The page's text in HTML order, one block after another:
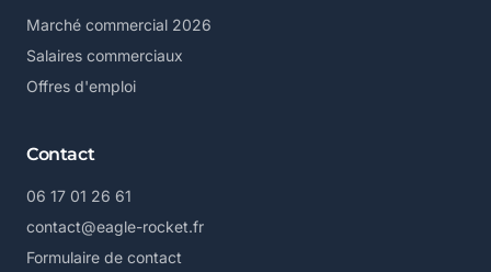
Marché commercial 2026
Salaires commerciaux
Offres d'emploi
Contact
06 17 01 26 61
contact@eagle-rocket.fr
Formulaire de contact